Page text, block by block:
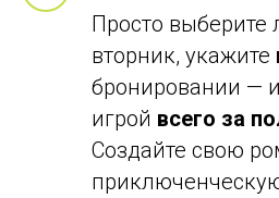
Просто выберите
вторник, укажите
бронировании —
игрой всего за
Создайте свою